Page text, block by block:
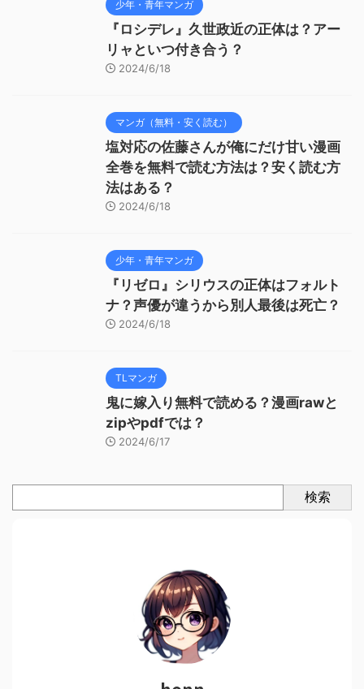
少年・青年マンガ
『ロシデレ』久世政近の正体は？アー
リャといつ付き合う？
2024/6/18
マンガ（無料・安く読む）
塩対応の佐藤さんが俺にだけ甘い漫画
全巻を無料で読む方法は？安く読む方
法はある？
2024/6/18
少年・青年マンガ
『リゼロ』シリウスの正体はフォルト
ナ？声優が違うから別人最後は死亡？
2024/6/18
TLマンガ
鬼に嫁入り無料で読める？漫画rawと
zipやpdfでは？
2024/6/17
検索